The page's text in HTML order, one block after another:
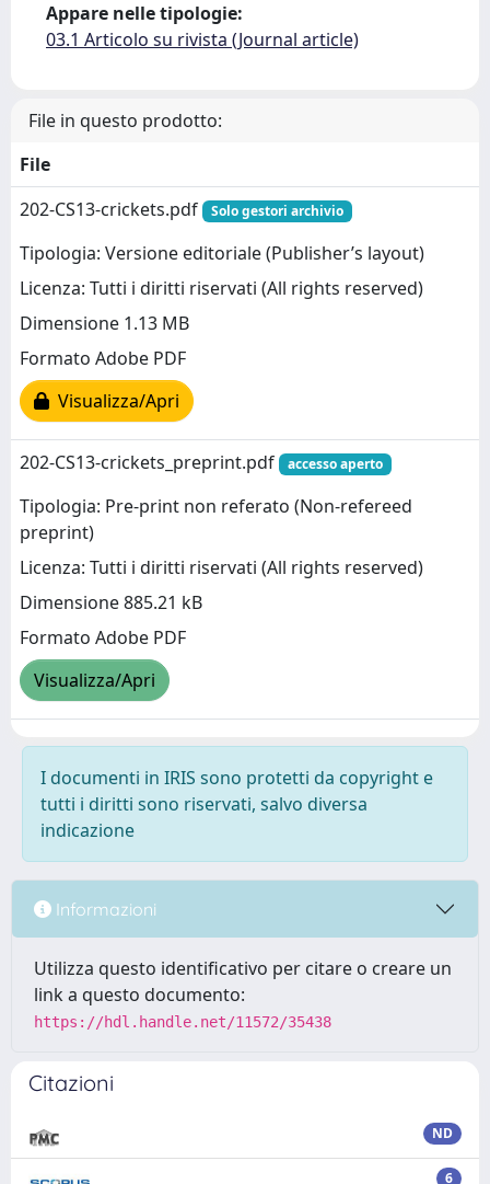
Appare nelle tipologie:
03.1 Articolo su rivista (Journal article)
File in questo prodotto:
File
202-CS13-crickets.pdf
Solo gestori archivio
Tipologia: Versione editoriale (Publisher’s layout)
Licenza: Tutti i diritti riservati (All rights reserved)
Dimensione 1.13 MB
Formato Adobe PDF
Visualizza/Apri
202-CS13-crickets_preprint.pdf accesso aperto
Tipologia: Pre-print non referato (Non-refereed
preprint)
Licenza: Tutti i diritti riservati (All rights reserved)
Dimensione 885.21 kB
Formato Adobe PDF
Visualizza/Apri
I documenti in IRIS sono protetti da copyright e
tutti i diritti sono riservati, salvo diversa
indicazione
Informazioni
Utilizza questo identificativo per citare o creare un
link a questo documento:
https://hdl.handle.net/11572/35438
Citazioni
ND
6